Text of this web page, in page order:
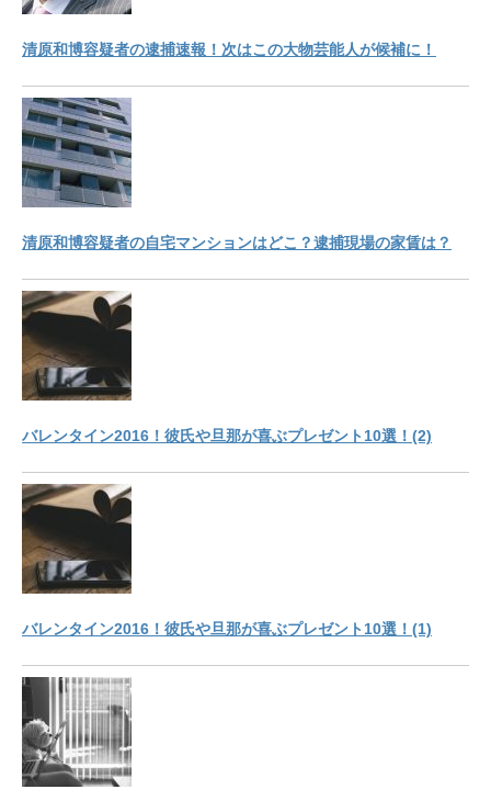
清原和博容疑者の逮捕速報！次はこの大物芸能人が候補に！
清原和博容疑者の自宅マンションはどこ？逮捕現場の家賃は？
バレンタイン2016！彼氏や旦那が喜ぶプレゼント10選！(2)
バレンタイン2016！彼氏や旦那が喜ぶプレゼント10選！(1)